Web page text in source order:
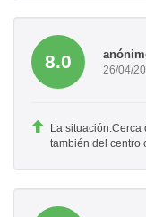
8.0 26/04/
La
también del centro